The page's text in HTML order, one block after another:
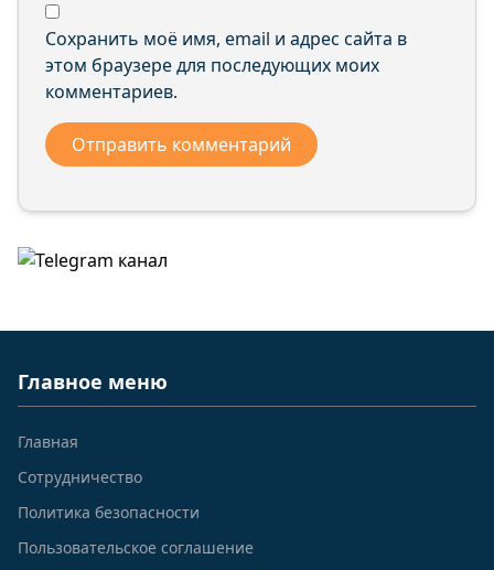
Сохранить моё имя, email и адрес сайта в
этом браузере для последующих моих
комментариев.
Главное меню
Главная
Сотрудничество
Политика безопасности
Пользовательское соглашение